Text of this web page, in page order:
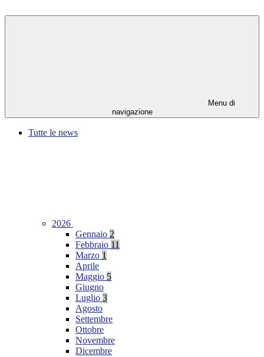
Menu di
navigazione
Tutte le news
2026
Gennaio 2
Febbraio 11
Marzo 1
Aprile
Maggio 5
Giugno
Luglio 3
Agosto
Settembre
Ottobre
Novembre
Dicembre